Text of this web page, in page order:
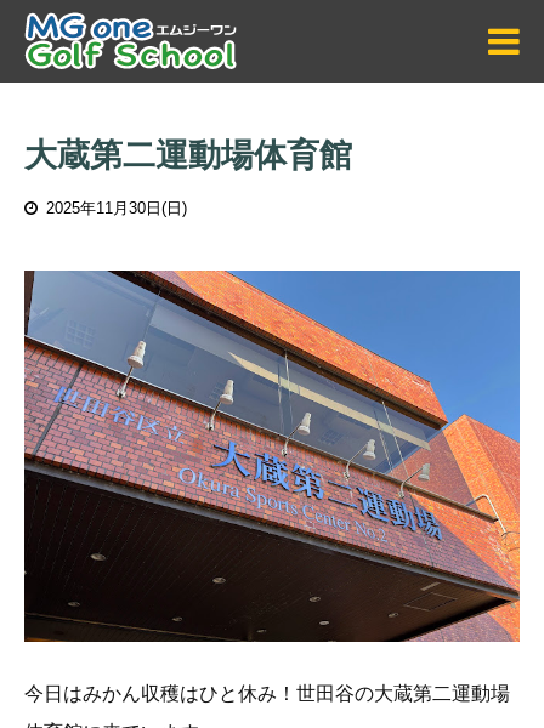
大蔵第二運動場体育館
2025年11月30日(日)
今日はみかん収穫はひと休み！世田谷の大蔵第二運動場